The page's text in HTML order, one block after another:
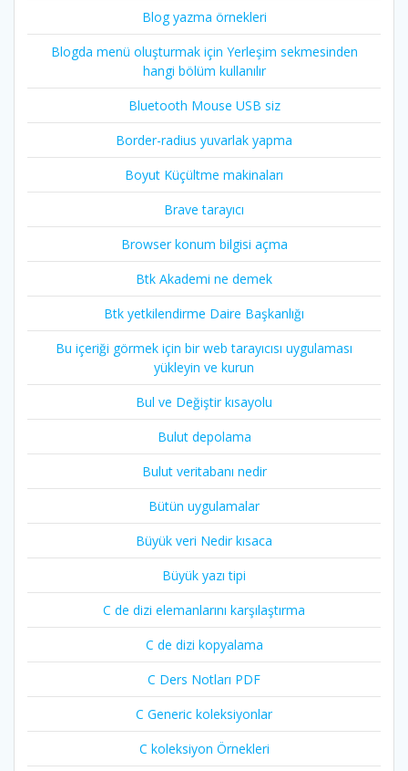
Blog yazma örnekleri
Blogda menü oluşturmak için Yerleşim sekmesinden
hangi bölüm kullanılır
Bluetooth Mouse USB siz
Border-radius yuvarlak yapma
Boyut Küçültme makinaları
Brave tarayıcı
Browser konum bilgisi açma
Btk Akademi ne demek
Btk yetkilendirme Daire Başkanlığı
Bu içeriği görmek için bir web tarayıcısı uygulaması
yükleyin ve kurun
Bul ve Değiştir kısayolu
Bulut depolama
Bulut veritabanı nedir
Bütün uygulamalar
Büyük veri Nedir kısaca
Büyük yazı tipi
C de dizi elemanlarını karşılaştırma
C de dizi kopyalama
C Ders Notları PDF
C Generic koleksiyonlar
C koleksiyon Örnekleri